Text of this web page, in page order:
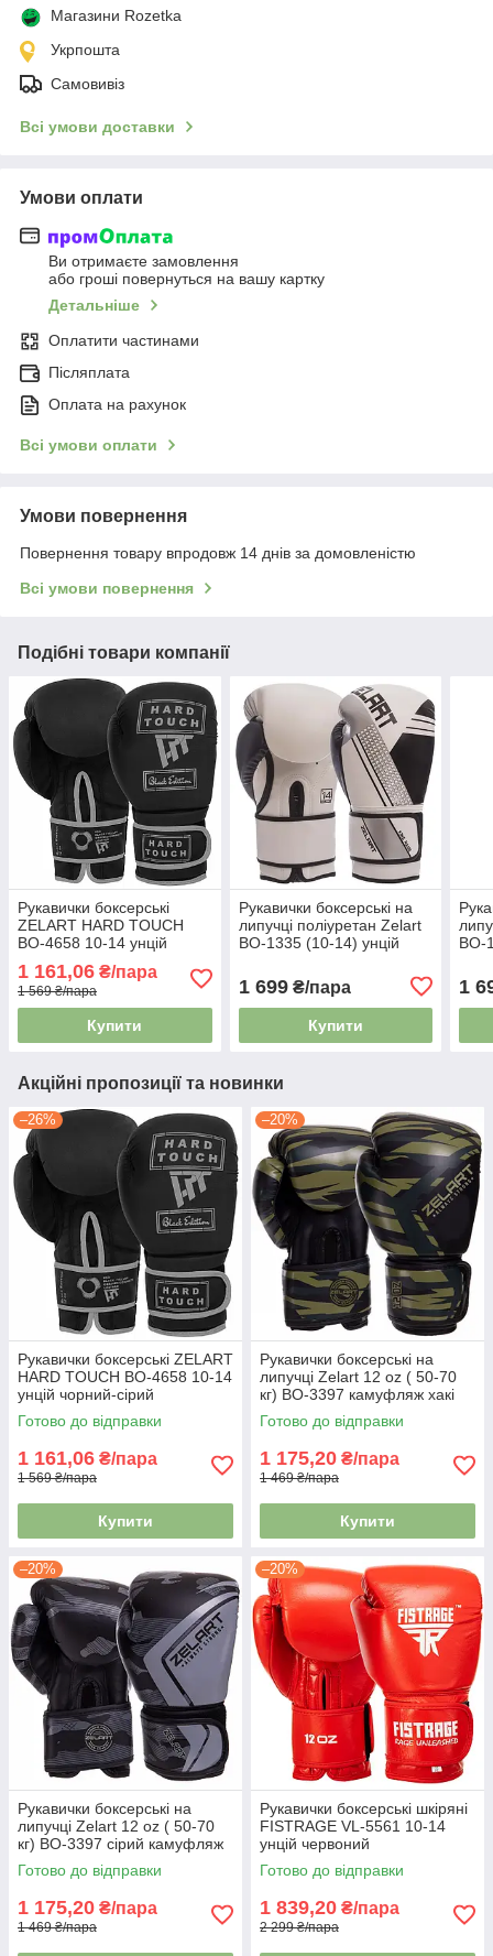
Магазини Rozetka
Укрпошта
Самовивіз
Всі умови доставки
Умови оплати
Ви отримаєте замовлення
або гроші повернуться на вашу картку
Детальніше
Оплатити частинами
Післяплата
Оплата на рахунок
Всі умови оплати
Умови повернення
Повернення товару впродовж 14 днів за домовленістю
Всі умови повернення
Подібні товари компанії
Рукавички боксерські
ZELART HARD TOUCH
BO-4658 10-14 унцій
1 161,06 ₴/пара
1 569 ₴/пара
Купити
Рукавички боксерські на
липучці поліуретан Zelart
BO-1335 (10-14) унцій
1 699₴/пара
Купити
BO-
1
Акційні пропозиції та новинки
–26%
Рукавички боксерські ZELART
HARD TOUCH BO-4658 10-14
унцій чорний-сірий
Готово до відправки
1 161,06 ₴/пара
1 569 ₴/пара
Купити
–20%
Рукавички боксерські на
липучці Zelart 12 oz ( 50-70
кг) BO-3397 камуфляж хакі
Готово до відправки
1 175,20 ₴/пара
1 469 ₴/пара
Купити
–20%
Рукавички боксерські на
липучці Zelart 12 oz ( 50-70
кг) BO-3397 сірий камуфляж
Готово до відправки
1 175,20 ₴/пара
1 469 ₴/пара
–20%
Рукавички боксерські шкіряні
FISTRAGE VL-5561 10-14
унцій червоний
Готово до відправки
1 839,20 ₴/пара
2 299 ₴/пара